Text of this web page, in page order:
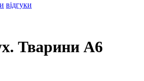
відгуки
Тварини А6